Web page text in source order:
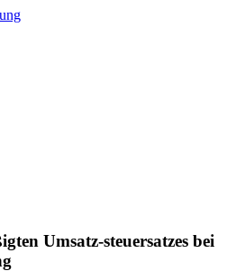
Umsatz-steuersatzes bei